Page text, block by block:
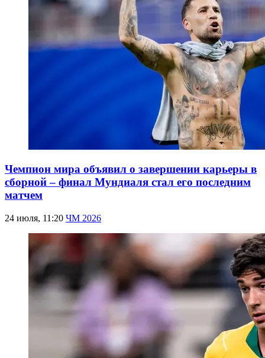
Чемпион мира объявил о завершении карьеры в
сборной – финал Мундиаля стал его последним
матчем
24 июля, 11:20 ЧМ 2026